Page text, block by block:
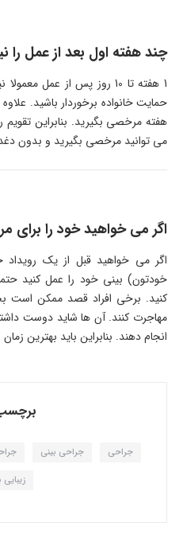
چند هفته اول بعد از عمل را
1 هفته تا 10 روز پس از عمل
هفته مرخصی بگیرید. بنابراین تقویم
می توانید مرخصی بگیرید و بدون
اگر می خواهید خود را برای
اگر می خواهید قبل از یک
خودتون) بینی خود را عمل کنید
کنید. برخی افراد قصد ممکن است
مهاجرت کنند. آن ها شاید دوست
انجام دهند. بنابراین باید بهترین
جراحی جراحی بینی
زیبایی